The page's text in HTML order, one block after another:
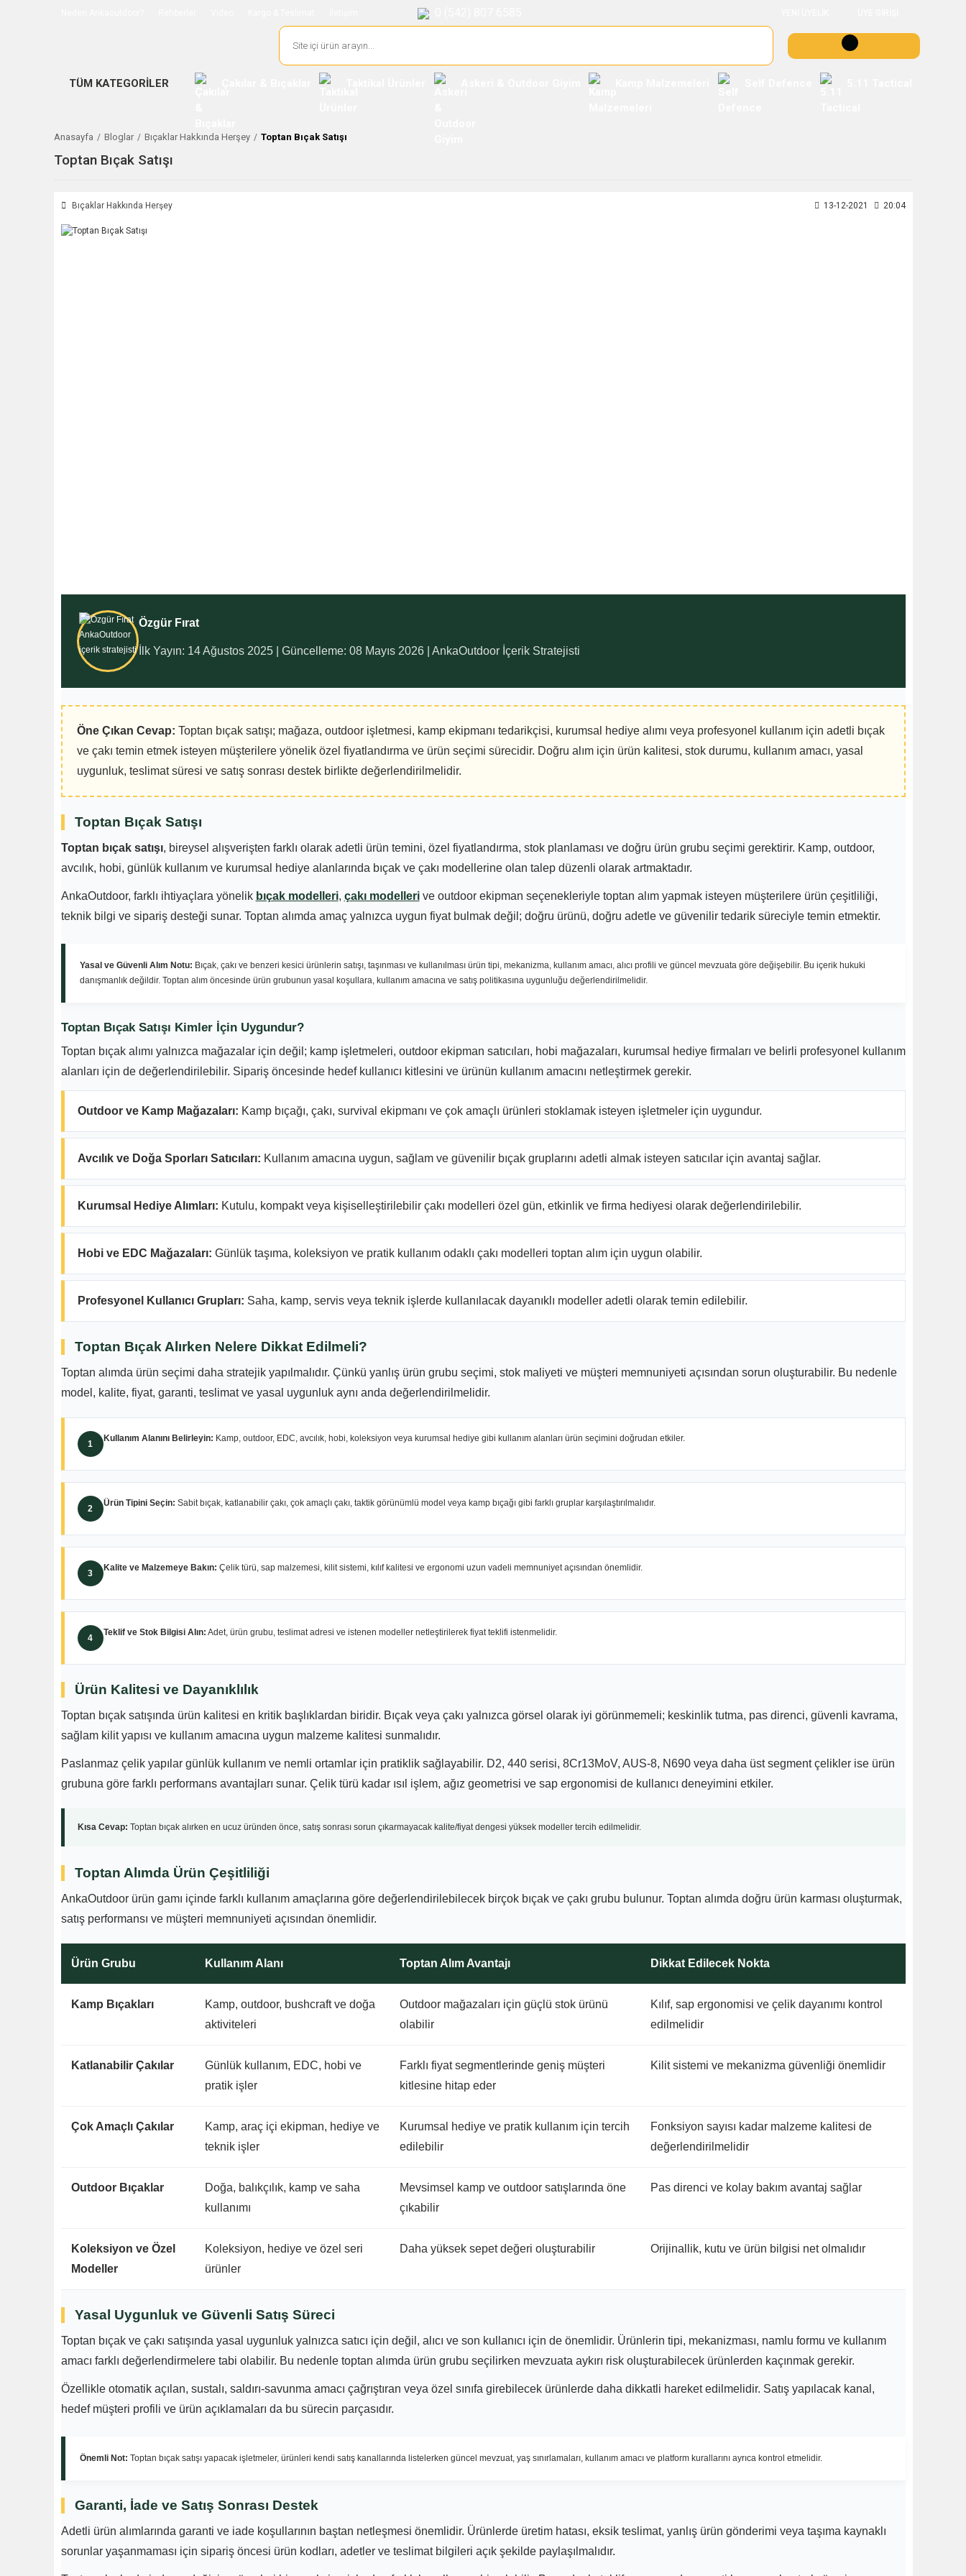
TÜM KATEGORİLER
Anasayfa Bloglar Bıçaklar Hakkında Herşey Toptan Bıçak Satışı
Toptan Bıçak Satışı
Bıçaklar Hakkında Herşey 13-12-2021 20:04
Özgür Fırat
İlk Yayın: 14 Ağustos 2025 | Güncelleme: 08 Mayıs 2026 | AnkaOutdoor İçerik Stratejisti
Öne Çıkan Cevap: Toptan bıçak satışı; mağaza, outdoor işletmesi, kamp ekipmanı tedarikçisi, kurumsal hediye alımı veya profesyonel kullanım için adetli bıçak
ve çakı temin etmek isteyen müşterilere yönelik özel fiyatlandırma ve ürün seçimi sürecidir. Doğru alım için ürün kalitesi, stok durumu, kullanım amacı, yasal
uygunluk, teslimat süresi ve satış sonrası destek birlikte değerlendirilmelidir.
Toptan Bıçak Satışı
Toptan bıçak satışı, bireysel alışverişten farklı olarak adetli ürün temini, özel fiyatlandırma, stok planlaması ve doğru ürün grubu seçimi gerektirir. Kamp, outdoor,
avcılık, hobi, günlük kullanım ve kurumsal hediye alanlarında bıçak ve çakı modellerine olan talep düzenli olarak artmaktadır.
AnkaOutdoor, farklı ihtiyaçlara yönelik bıçak modelleri, çakı modellerive outdoor ekipman seçenekleriyle toptan alım yapmak isteyen müşterilere ürün çeşitliliği,
teknik bilgi ve sipariş desteği sunar. Toptan alımda amaç yalnızca uygun fiyat bulmak değil; doğru ürünü, doğru adetle ve güvenilir tedarik süreciyle temin etmektir.
Yasal ve Güvenli Alım Notu: Bıçak, çakı ve benzeri kesici ürünlerin satışı, taşınması ve kullanılması ürün tipi, mekanizma, kullanım amacı, alıcı profili ve güncel mevzuata göre değişebilir. Bu içerik hukuki
danışmanlık değildir. Toptan alım öncesinde ürün grubunun yasal koşullara, kullanım amacına ve satış politikasına uygunluğu değerlendirilmelidir.
Toptan Bıçak Satışı Kimler İçin Uygundur?
Toptan bıçak alımı yalnızca mağazalar için değil; kamp işletmeleri, outdoor ekipman satıcıları, hobi mağazaları, kurumsal hediye firmaları ve belirli profesyonel kullanım
alanları için de değerlendirilebilir. Sipariş öncesinde hedef kullanıcı kitlesini ve ürünün kullanım amacını netleştirmek gerekir.
Outdoor ve Kamp Mağazaları: Kamp bıçağı, çakı, survival ekipmanı ve çok amaçlı ürünleri stoklamak isteyen işletmeler için uygundur.
Avcılık ve Doğa Sporları Satıcıları: Kullanım amacına uygun, sağlam ve güvenilir bıçak gruplarını adetli almak isteyen satıcılar için avantaj sağlar.
Kurumsal Hediye Alımları: Kutulu, kompakt veya kişiselleştirilebilir çakı modelleri özel gün, etkinlik ve firma hediyesi olarak değerlendirilebilir.
Hobi ve EDC Mağazaları: Günlük taşıma, koleksiyon ve pratik kullanım odaklı çakı modelleri toptan alım için uygun olabilir.
Profesyonel Kullanıcı Grupları: Saha, kamp, servis veya teknik işlerde kullanılacak dayanıklı modeller adetli olarak temin edilebilir.
Toptan Bıçak Alırken Nelere Dikkat Edilmeli?
Toptan alımda ürün seçimi daha stratejik yapılmalıdır. Çünkü yanlış ürün grubu seçimi, stok maliyeti ve müşteri memnuniyeti açısından sorun oluşturabilir. Bu nedenle
model, kalite, fiyat, garanti, teslimat ve yasal uygunluk aynı anda değerlendirilmelidir.
1
Kullanım Alanını Belirleyin: Kamp, outdoor, EDC, avcılık, hobi, koleksiyon veya kurumsal hediye gibi kullanım alanları ürün seçimini doğrudan etkiler.
2
Ürün Tipini Seçin: Sabit bıçak, katlanabilir çakı, çok amaçlı çakı, taktik görünümlü model veya kamp bıçağı gibi farklı gruplar karşılaştırılmalıdır.
3
Kalite ve Malzemeye Bakın: Çelik türü, sap malzemesi, kilit sistemi, kılıf kalitesi ve ergonomi uzun vadeli memnuniyet açısından önemlidir.
4
Teklif ve Stok Bilgisi Alın: Adet, ürün grubu, teslimat adresi ve istenen modeller netleştirilerek fiyat teklifi istenmelidir.
Ürün Kalitesi ve Dayanıklılık
Toptan bıçak satışında ürün kalitesi en kritik başlıklardan biridir. Bıçak veya çakı yalnızca görsel olarak iyi görünmemeli; keskinlik tutma, pas direnci, güvenli kavrama,
sağlam kilit yapısı ve kullanım amacına uygun malzeme kalitesi sunmalıdır.
Paslanmaz çelik yapılar günlük kullanım ve nemli ortamlar için pratiklik sağlayabilir. D2, 440 serisi, 8Cr13MoV, AUS-8, N690 veya daha üst segment çelikler ise ürün
grubuna göre farklı performans avantajları sunar. Çelik türü kadar ısıl işlem, ağız geometrisi ve sap ergonomisi de kullanıcı deneyimini etkiler.
Kısa Cevap: Toptan bıçak alırken en ucuz üründen önce, satış sonrası sorun çıkarmayacak kalite/fiyat dengesi yüksek modeller tercih edilmelidir.
Toptan Alımda Ürün Çeşitliliği
AnkaOutdoor ürün gamı içinde farklı kullanım amaçlarına göre değerlendirilebilecek birçok bıçak ve çakı grubu bulunur. Toptan alımda doğru ürün karması oluşturmak,
satış performansı ve müşteri memnuniyeti açısından önemlidir.
Ürün Grubu Kullanım Alanı Toptan Alım Avantajı Dikkat Edilecek Nokta
Kamp Bıçakları
Kamp, outdoor, bushcraft ve doğa
aktiviteleri
Outdoor mağazaları için güçlü stok ürünü
olabilir
Kılıf, sap ergonomisi ve çelik dayanımı kontrol
edilmelidir
Katlanabilir Çakılar
Günlük kullanım, EDC, hobi ve
pratik işler
Farklı fiyat segmentlerinde geniş müşteri
kitlesine hitap eder
Kilit sistemi ve mekanizma güvenliği önemlidir
Çok Amaçlı Çakılar
Kamp, araç içi ekipman, hediye ve
teknik işler
Kurumsal hediye ve pratik kullanım için tercih
edilebilir
Fonksiyon sayısı kadar malzeme kalitesi de
değerlendirilmelidir
Outdoor Bıçaklar
Doğa, balıkçılık, kamp ve saha
kullanımı
Mevsimsel kamp ve outdoor satışlarında öne
çıkabilir
Pas direnci ve kolay bakım avantaj sağlar
Koleksiyon ve Özel
Modeller
Koleksiyon, hediye ve özel seri
ürünler
Daha yüksek sepet değeri oluşturabilir Orijinallik, kutu ve ürün bilgisi net olmalıdır
Yasal Uygunluk ve Güvenli Satış Süreci
Toptan bıçak ve çakı satışında yasal uygunluk yalnızca satıcı için değil, alıcı ve son kullanıcı için de önemlidir. Ürünlerin tipi, mekanizması, namlu formu ve kullanım
amacı farklı değerlendirmelere tabi olabilir. Bu nedenle toptan alımda ürün grubu seçilirken mevzuata aykırı risk oluşturabilecek ürünlerden kaçınmak gerekir.
Özellikle otomatik açılan, sustalı, saldırı-savunma amacı çağrıştıran veya özel sınıfa girebilecek ürünlerde daha dikkatli hareket edilmelidir. Satış yapılacak kanal,
hedef müşteri profili ve ürün açıklamaları da bu sürecin parçasıdır.
Önemli Not: Toptan bıçak satışı yapacak işletmeler, ürünleri kendi satış kanallarında listelerken güncel mevzuat, yaş sınırlamaları, kullanım amacı ve platform kurallarını ayrıca kontrol etmelidir.
Garanti, İade ve Satış Sonrası Destek
Adetli ürün alımlarında garanti ve iade koşullarının baştan netleşmesi önemlidir. Ürünlerde üretim hatası, eksik teslimat, yanlış ürün gönderimi veya taşıma kaynaklı
sorunlar yaşanmaması için sipariş öncesi ürün kodları, adetler ve teslimat bilgileri açık şekilde paylaşılmalıdır.